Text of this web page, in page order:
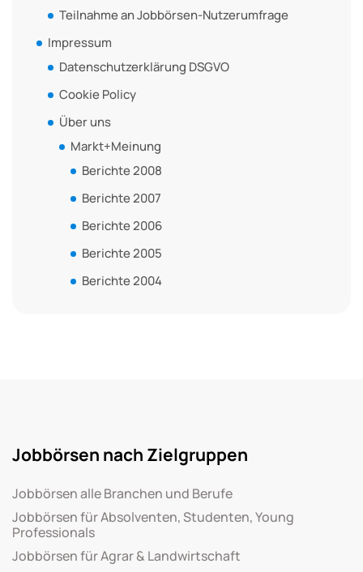
Teilnahme an Jobbörsen-Nutzerumfrage
Impressum
Datenschutzerklärung DSGVO
Cookie Policy
Über uns
Markt+Meinung
Berichte 2008
Berichte 2007
Berichte 2006
Berichte 2005
Berichte 2004
Jobbörsen nach Zielgruppen
Jobbörsen alle Branchen und Berufe
Jobbörsen für Absolventen, Studenten, Young
Professionals
Jobbörsen für Agrar & Landwirtschaft